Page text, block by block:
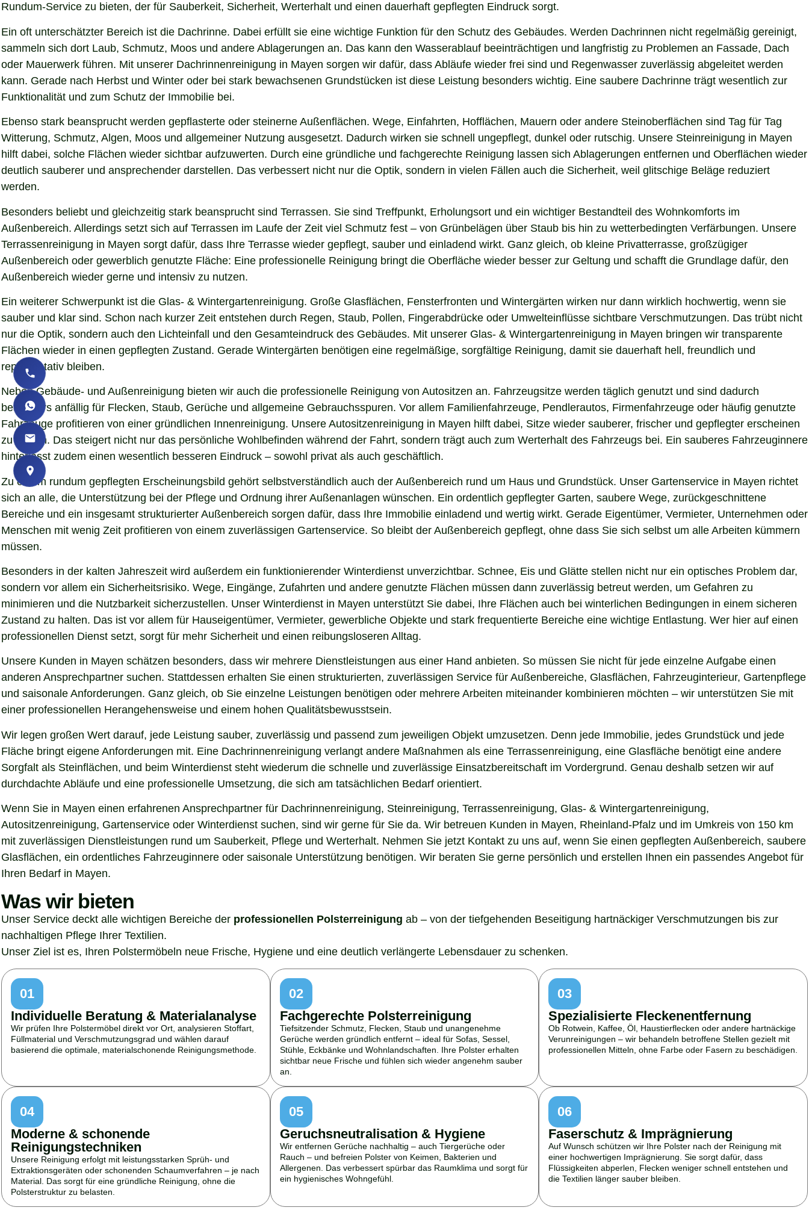
Rundum-Service zu bieten, der für Sauberkeit, Sicherheit, Werterhalt und einen dauerhaft gepflegten Eindruck sorgt.
Ein oft unterschätzter Bereich ist die Dachrinne. Dabei erfüllt sie eine wichtige Funktion für den Schutz des Gebäudes. Werden Dachrinnen nicht regelmäßig gereinigt,
sammeln sich dort Laub, Schmutz, Moos und andere Ablagerungen an. Das kann den Wasserablauf beeinträchtigen und langfristig zu Problemen an Fassade, Dach
oder Mauerwerk führen. Mit unserer Dachrinnenreinigung in Mayen sorgen wir dafür, dass Abläufe wieder frei sind und Regenwasser zuverlässig abgeleitet werden
kann. Gerade nach Herbst und Winter oder bei stark bewachsenen Grundstücken ist diese Leistung besonders wichtig. Eine saubere Dachrinne trägt wesentlich zur
Funktionalität und zum Schutz der Immobilie bei.
Ebenso stark beansprucht werden gepflasterte oder steinerne Außenflächen. Wege, Einfahrten, Hofflächen, Mauern oder andere Steinoberflächen sind Tag für Tag
Witterung, Schmutz, Algen, Moos und allgemeiner Nutzung ausgesetzt. Dadurch wirken sie schnell ungepflegt, dunkel oder rutschig. Unsere Steinreinigung in Mayen
hilft dabei, solche Flächen wieder sichtbar aufzuwerten. Durch eine gründliche und fachgerechte Reinigung lassen sich Ablagerungen entfernen und Oberflächen wieder
deutlich sauberer und ansprechender darstellen. Das verbessert nicht nur die Optik, sondern in vielen Fällen auch die Sicherheit, weil glitschige Beläge reduziert
werden.
Besonders beliebt und gleichzeitig stark beansprucht sind Terrassen. Sie sind Treffpunkt, Erholungsort und ein wichtiger Bestandteil des Wohnkomforts im
Außenbereich. Allerdings setzt sich auf Terrassen im Laufe der Zeit viel Schmutz fest – von Grünbelägen über Staub bis hin zu wetterbedingten Verfärbungen. Unsere
Terrassenreinigung in Mayen sorgt dafür, dass Ihre Terrasse wieder gepflegt, sauber und einladend wirkt. Ganz gleich, ob kleine Privatterrasse, großzügiger
Außenbereich oder gewerblich genutzte Fläche: Eine professionelle Reinigung bringt die Oberfläche wieder besser zur Geltung und schafft die Grundlage dafür, den
Außenbereich wieder gerne und intensiv zu nutzen.
Ein weiterer Schwerpunkt ist die Glas- & Wintergartenreinigung. Große Glasflächen, Fensterfronten und Wintergärten wirken nur dann wirklich hochwertig, wenn sie
sauber und klar sind. Schon nach kurzer Zeit entstehen durch Regen, Staub, Pollen, Fingerabdrücke oder Umwelteinflüsse sichtbare Verschmutzungen. Das trübt nicht
nur die Optik, sondern auch den Lichteinfall und den Gesamteindruck des Gebäudes. Mit unserer Glas- & Wintergartenreinigung in Mayen bringen wir transparente
Flächen wieder in einen gepflegten Zustand. Gerade Wintergärten benötigen eine regelmäßige, sorgfältige Reinigung, damit sie dauerhaft hell, freundlich und
repräsentativ bleiben.
Neben Gebäude- und Außenreinigung bieten wir auch die professionelle Reinigung von Autositzen an. Fahrzeugsitze werden täglich genutzt und sind dadurch
besonders anfällig für Flecken, Staub, Gerüche und allgemeine Gebrauchsspuren. Vor allem Familienfahrzeuge, Pendlerautos, Firmenfahrzeuge oder häufig genutzte
Fahrzeuge profitieren von einer gründlichen Innenreinigung. Unsere Autositzenreinigung in Mayen hilft dabei, Sitze wieder sauberer, frischer und gepflegter erscheinen
zu lassen. Das steigert nicht nur das persönliche Wohlbefinden während der Fahrt, sondern trägt auch zum Werterhalt des Fahrzeugs bei. Ein sauberes Fahrzeuginnere
hinterlässt zudem einen wesentlich besseren Eindruck – sowohl privat als auch geschäftlich.
Zu einem rundum gepflegten Erscheinungsbild gehört selbstverständlich auch der Außenbereich rund um Haus und Grundstück. Unser Gartenservice in Mayen richtet
sich an alle, die Unterstützung bei der Pflege und Ordnung ihrer Außenanlagen wünschen. Ein ordentlich gepflegter Garten, saubere Wege, zurückgeschnittene
Bereiche und ein insgesamt strukturierter Außenbereich sorgen dafür, dass Ihre Immobilie einladend und wertig wirkt. Gerade Eigentümer, Vermieter, Unternehmen oder
Menschen mit wenig Zeit profitieren von einem zuverlässigen Gartenservice. So bleibt der Außenbereich gepflegt, ohne dass Sie sich selbst um alle Arbeiten kümmern
müssen.
Besonders in der kalten Jahreszeit wird außerdem ein funktionierender Winterdienst unverzichtbar. Schnee, Eis und Glätte stellen nicht nur ein optisches Problem dar,
sondern vor allem ein Sicherheitsrisiko. Wege, Eingänge, Zufahrten und andere genutzte Flächen müssen dann zuverlässig betreut werden, um Gefahren zu
minimieren und die Nutzbarkeit sicherzustellen. Unser Winterdienst in Mayen unterstützt Sie dabei, Ihre Flächen auch bei winterlichen Bedingungen in einem sicheren
Zustand zu halten. Das ist vor allem für Hauseigentümer, Vermieter, gewerbliche Objekte und stark frequentierte Bereiche eine wichtige Entlastung. Wer hier auf einen
professionellen Dienst setzt, sorgt für mehr Sicherheit und einen reibungsloseren Alltag.
Unsere Kunden in Mayen schätzen besonders, dass wir mehrere Dienstleistungen aus einer Hand anbieten. So müssen Sie nicht für jede einzelne Aufgabe einen
anderen Ansprechpartner suchen. Stattdessen erhalten Sie einen strukturierten, zuverlässigen Service für Außenbereiche, Glasflächen, Fahrzeuginterieur, Gartenpflege
und saisonale Anforderungen. Ganz gleich, ob Sie einzelne Leistungen benötigen oder mehrere Arbeiten miteinander kombinieren möchten – wir unterstützen Sie mit
einer professionellen Herangehensweise und einem hohen Qualitätsbewusstsein.
Wir legen großen Wert darauf, jede Leistung sauber, zuverlässig und passend zum jeweiligen Objekt umzusetzen. Denn jede Immobilie, jedes Grundstück und jede
Fläche bringt eigene Anforderungen mit. Eine Dachrinnenreinigung verlangt andere Maßnahmen als eine Terrassenreinigung, eine Glasfläche benötigt eine andere
Sorgfalt als Steinflächen, und beim Winterdienst steht wiederum die schnelle und zuverlässige Einsatzbereitschaft im Vordergrund. Genau deshalb setzen wir auf
durchdachte Abläufe und eine professionelle Umsetzung, die sich am tatsächlichen Bedarf orientiert.
Wenn Sie in Mayen einen erfahrenen Ansprechpartner für Dachrinnenreinigung, Steinreinigung, Terrassenreinigung, Glas- & Wintergartenreinigung,
Autositzenreinigung, Gartenservice oder Winterdienst suchen, sind wir gerne für Sie da. Wir betreuen Kunden in Mayen, Rheinland-Pfalz und im Umkreis von 150 km
mit zuverlässigen Dienstleistungen rund um Sauberkeit, Pflege und Werterhalt. Nehmen Sie jetzt Kontakt zu uns auf, wenn Sie einen gepflegten Außenbereich, saubere
Glasflächen, ein ordentliches Fahrzeuginnere oder saisonale Unterstützung benötigen. Wir beraten Sie gerne persönlich und erstellen Ihnen ein passendes Angebot für
Ihren Bedarf in Mayen.
Was wir bieten
Unser Service deckt alle wichtigen Bereiche der professionellen Polsterreinigung ab – von der tiefgehenden Beseitigung hartnäckiger Verschmutzungen bis zur
nachhaltigen Pflege Ihrer Textilien.
Unser Ziel ist es, Ihren Polstermöbeln neue Frische, Hygiene und eine deutlich verlängerte Lebensdauer zu schenken.
01
Individuelle Beratung & Materialanalyse
Wir prüfen Ihre Polstermöbel direkt vor Ort, analysieren Stoffart,
Füllmaterial und Verschmutzungsgrad und wählen darauf
basierend die optimale, materialschonende Reinigungsmethode.
02
Fachgerechte Polsterreinigung
Tiefsitzender Schmutz, Flecken, Staub und unangenehme
Gerüche werden gründlich entfernt – ideal für Sofas, Sessel,
Stühle, Eckbänke und Wohnlandschaften. Ihre Polster erhalten
sichtbar neue Frische und fühlen sich wieder angenehm sauber
an.
03
Spezialisierte Fleckenentfernung
Ob Rotwein, Kaffee, Öl, Haustierflecken oder andere hartnäckige
Verunreinigungen – wir behandeln betroffene Stellen gezielt mit
professionellen Mitteln, ohne Farbe oder Fasern zu beschädigen.
04
Moderne & schonende
Reinigungstechniken
Unsere Reinigung erfolgt mit leistungsstarken Sprüh- und
Extraktionsgeräten oder schonenden Schaumverfahren – je nach
Material. Das sorgt für eine gründliche Reinigung, ohne die
Polsterstruktur zu belasten.
05
Geruchsneutralisation & Hygiene
Wir entfernen Gerüche nachhaltig – auch Tiergerüche oder
Rauch – und befreien Polster von Keimen, Bakterien und
Allergenen. Das verbessert spürbar das Raumklima und sorgt für
ein hygienisches Wohngefühl.
06
Faserschutz & Imprägnierung
Auf Wunsch schützen wir Ihre Polster nach der Reinigung mit
einer hochwertigen Imprägnierung. Sie sorgt dafür, dass
Flüssigkeiten abperlen, Flecken weniger schnell entstehen und
die Textilien länger sauber bleiben.